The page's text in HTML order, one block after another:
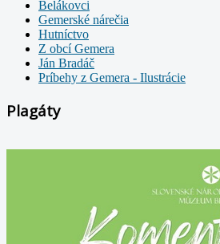
Belákovci
Gemerské nárečia
Hutníctvo
Z obcí Gemera
Ján Bradáč
Príbehy z Gemera - Ilustrácie
Plagáty